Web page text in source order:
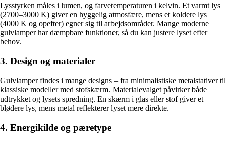
Lysstyrken måles i lumen, og farvetemperaturen i kelvin. Et varmt lys
(2700–3000 K) giver en hyggelig atmosfære, mens et koldere lys
(4000 K og opefter) egner sig til arbejdsområder. Mange moderne
gulvlamper har dæmpbare funktioner, så du kan justere lyset efter
behov.
3. Design og materialer
Gulvlamper findes i mange designs – fra minimalistiske metalstativer til
klassiske modeller med stofskærm. Materialevalget påvirker både
udtrykket og lysets spredning. En skærm i glas eller stof giver et
blødere lys, mens metal reflekterer lyset mere direkte.
4. Energikilde og pæretype